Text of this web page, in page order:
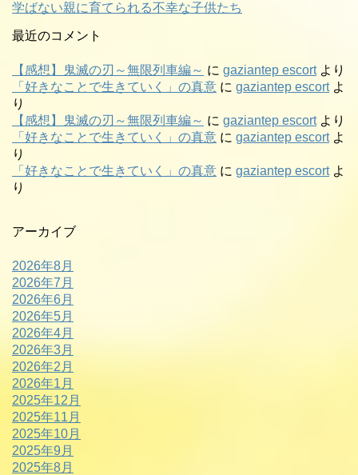
学ばない親に育てられる不幸な子供たち
最近のコメント
【感想】鬼滅の刃～無限列車編～ に gaziantep escortより
「好きなことで生きていく」の真意 に gaziantep escortよ
り
【感想】鬼滅の刃～無限列車編～ に gaziantep escortより
「好きなことで生きていく」の真意 に gaziantep escortよ
り
「好きなことで生きていく」の真意 に gaziantep escortよ
り
アーカイブ
2026年8月
2026年7月
2026年6月
2026年5月
2026年4月
2026年3月
2026年2月
2026年1月
2025年12月
2025年11月
2025年10月
2025年9月
2025年8月